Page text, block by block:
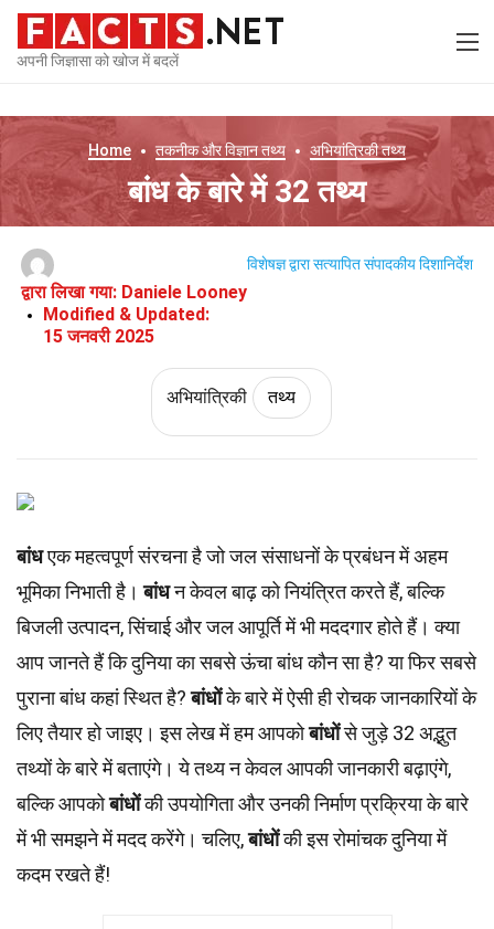
अपनी जिज्ञासा को खोज में बदलें
Home तकनीक और विज्ञानतथ्य अभियांत्रिकीतथ्य
बांध के बारे में 32 तथ्य
द्वारा लिखा गया: Daniele Looney
Modified & Updated:
15 जनवरी 2025
विशेषज्ञ द्वारा सत्यापितसंपादकीय दिशानिर्देश
अभियांत्रिकी तथ्य
बांधएक महत्वपूर्ण संरचना है जो जल संसाधनों के प्रबंधन में अहम
भूमिका निभाती है।बांधन केवल बाढ़ को नियंत्रित करते हैं, बल्कि
बिजली उत्पादन, सिंचाई और जल आपूर्ति में भी मददगार होते हैं। क्या
आप जानते हैं कि दुनिया का सबसे ऊंचा बांध कौन सा है? या फिर सबसे
पुराना बांध कहां स्थित है?बांधोंके बारे में ऐसी ही रोचक जानकारियों के
लिए तैयार हो जाइए। इस लेख में हम आपकोबांधोंसे जुड़े 32 अद्भुत
तथ्यों के बारे में बताएंगे। ये तथ्य न केवल आपकी जानकारी बढ़ाएंगे,
बल्कि आपकोबांधोंकी उपयोगिता और उनकी निर्माण प्रक्रिया के बारे
में भी समझने में मदद करेंगे। चलिए,बांधोंकी इस रोमांचक दुनिया में
कदम रखते हैं!